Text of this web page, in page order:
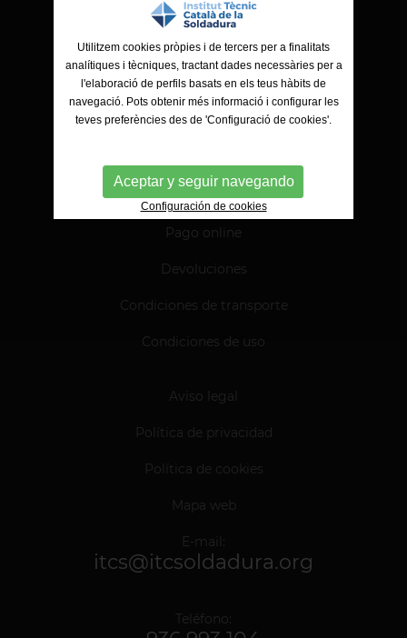
ITCS - Institut Tècnic Català de la Soldadura
Ctra. de Molins de Rei a Sabadell, 79, Nau 8 bis
08191 Rubí (Barcelona)
Pago online
Devoluciones
Condiciones de transporte
Condiciones de uso
Aviso legal
Política de privacidad
Política de cookies
Mapa web
E-mail:
itcs@itcsoldadura.org
Teléfono:
Utilitzem cookies pròpies i de tercers per a finalitats
analítiques i tècniques, tractant dades necessàries per a
l'elaboració de perfils basats en els teus hàbits de
navegació. Pots obtenir més informació i configurar les
teves preferències des de 'Configuració de cookies'.
Aceptar y seguir navegando
Configuración de cookies